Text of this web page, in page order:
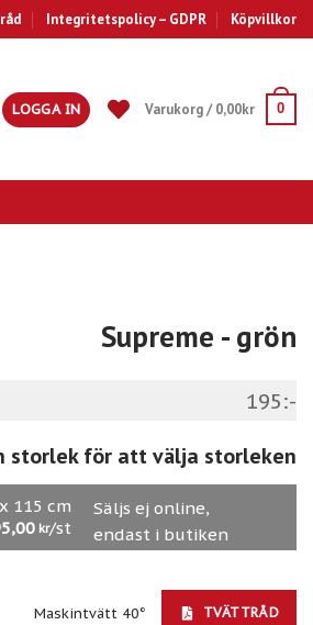
Integritetspolicy – GDPR Köpvillkor
LOGGA IN Varukorg /0,00kr 0
Supreme - grön
195:-
storlek för att välja storleken
115 cm
kr/st
Säljs ej online,
endast i butiken
Maskintvätt 40° TVÄTTRÅD